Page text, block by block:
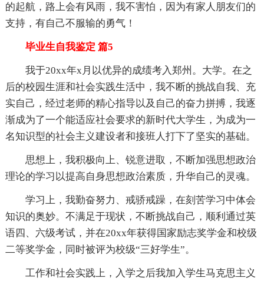
的起航，路上会有风雨，我不害怕，因为有家人朋友们的
支持，有自己不服输的勇气！
毕业生自我鉴定 篇5
我于20xx年x月以优异的成绩考入郑州。大学。在之
后的校园生涯和社会实践生活中，我不断的挑战自我、充
实自己，经过老师的精心指导以及自己的奋力拼搏，我逐
渐成为了一个能适应社会要求的新时代大学生，为成为一
名知识型的社会主义建设者和接班人打下了坚实的基础。
思想上，我积极向上、锐意进取，不断加强思想政治
理论的学习以提高自身思想政治素质，升华自己的灵魂。
学习上，我勤奋努力、戒骄戒躁，在刻苦学习中体会
知识的奥妙。不满足于现状，不断挑战自己，顺利通过英
语四、六级考试，并在20xx年获得国家励志奖学金和校级
二等奖学金，同时被评为校级“三好学生”。
工作和社会实践上，入学之后我加入学生马克思主义